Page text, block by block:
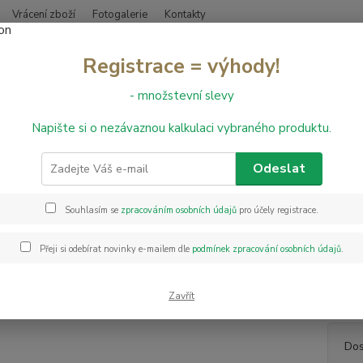
Vrácení zboží Fotogalerie Kontakty
Hledat
PVC podlahy PVC Texalino Supreme Luxury Oak 960D - š. 5 m
Texalino Supreme Luxury Oak
PVC
kvalitu
Registrace = výhody!
- množstevní slevy
Napište si o nezávaznou kalkulaci vybraného produktu.
Odeslat
Souhlasím se zpracováním osobních údajůpro účely registrace.
Přeji si odebírat novinky e-mailem dle podmínek zpracování osobních údajů.
Zavřít